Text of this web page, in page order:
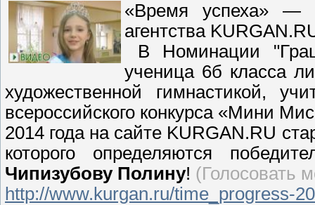
«Время успеха» —
агентства
В Номинации
ученица 6б класса
художественной гимнастикой,
всероссийского конкурса «Мини
2014 года на сайте KURGAN.RU
которого определяются
Чипизубову Полину! (Голосовать
http://www.kurgan.ru/time _progress-